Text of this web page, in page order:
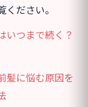
ださい。
いつまで続く？
髪に悩む原因を